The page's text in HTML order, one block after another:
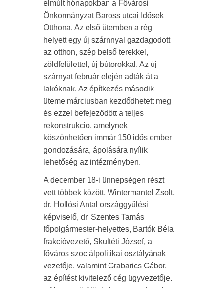
elmúlt hónapokban a Fővárosi
Önkormányzat Baross utcai Idősek
Otthona. Az első ütemben a régi
helyett egy új szárnnyal gazdagodott
az otthon, szép belső terekkel,
zöldfelülettel, új bútorokkal. Az új
szárnyat február elején adták át a
lakóknak. Az építkezés második
üteme márciusban kezdődhetett meg
és ezzel befejeződött a teljes
rekonstrukció, amelynek
köszönhetően immár 150 idős ember
gondozására, ápolására nyílik
lehetőség az intézményben.
A december 18-i ünnepségen részt
vett többek között, Wintermantel Zsolt,
dr. Hollósi Antal országgyűlési
képviselő, dr. Szentes Tamás
főpolgármester-helyettes, Bartók Béla
frakcióvezető, Skultéti József, a
főváros szociálpolitikai osztályának
vezetője, valamint Grabarics Gábor,
az építést kivitelező cég ügyvezetője.